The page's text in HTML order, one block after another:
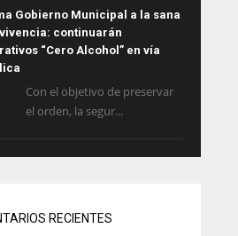
Gobierno Municipal a la sana
continuarán
“Cero Alcohol” en vía
Con el objetivo de preservar
el orden, la segur...
RECIENTES